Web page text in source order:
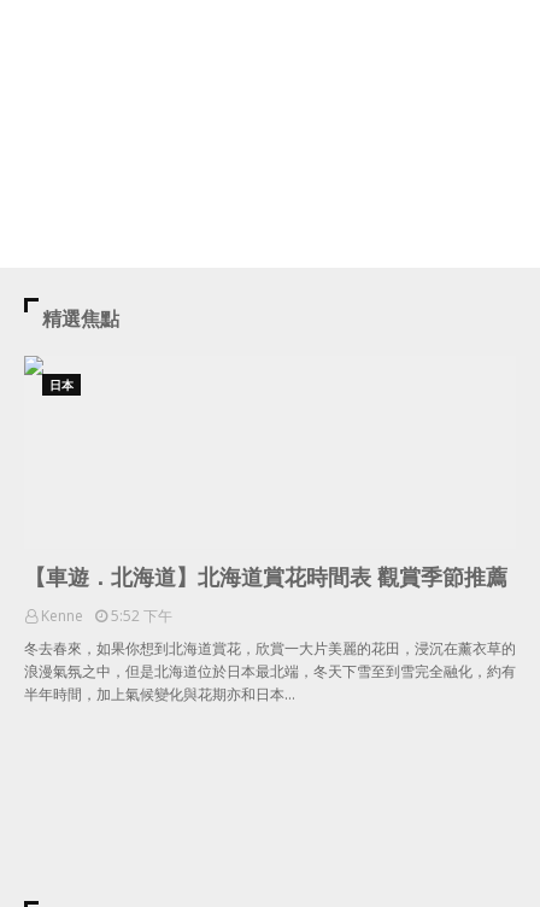
精選焦點
日本
【車遊．北海道】北海道賞花時間表 觀賞季節推薦
Kenne
5:52 下午
冬去春來，如果你想到北海道賞花，欣賞一大片美麗的花田，浸沉在薰衣草的
浪漫氣氛之中，但是北海道位於日本最北端，冬天下雪至到雪完全融化，約有
半年時間，加上氣候變化與花期亦和日本…